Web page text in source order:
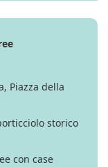
Piazza della
storico
con case